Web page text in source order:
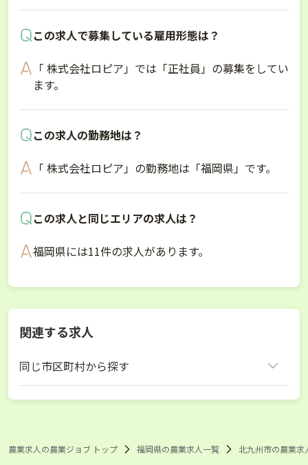
この求人で募集している雇用形態は？
「 株式会社ロピア」では「正社員」の募集をしてい
ます。
この求人の勤務地は？
「 株式会社ロピア」の勤務地は「福岡県」です。
この求人と同じエリアの求人は？
福岡県には11件の求人があります。
関連する求人
同じ市区町村から探す
農業求人の農業ジョブ トップ 福岡県の農業求人一覧 北九州市の農業求